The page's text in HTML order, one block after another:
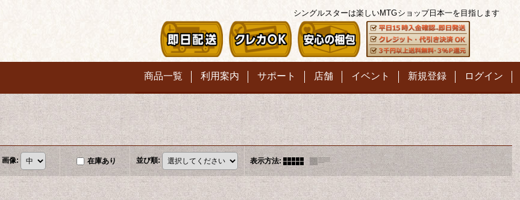
シングルスターは楽しいMTGショップ日本一を目指します
ログイン
新規登録
イベント
店舗
サポート
利用案内
商品一覧
画像: 在庫あり 並び順: 表示方法: